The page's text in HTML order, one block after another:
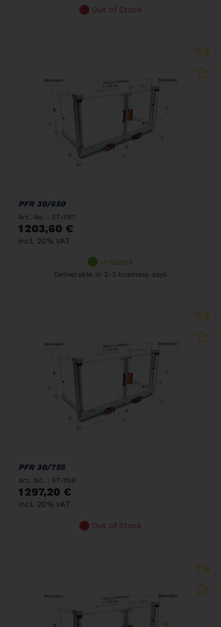
Out of Stock
PFR 30/650
Art. No. : 57-1157
1 203,60 €
incl. 20% VAT
In Stock
Deliverable in 2-3 business days
PFR 30/755
Art. No. : 57-1158
1 297,20 €
incl. 20% VAT
Out of Stock